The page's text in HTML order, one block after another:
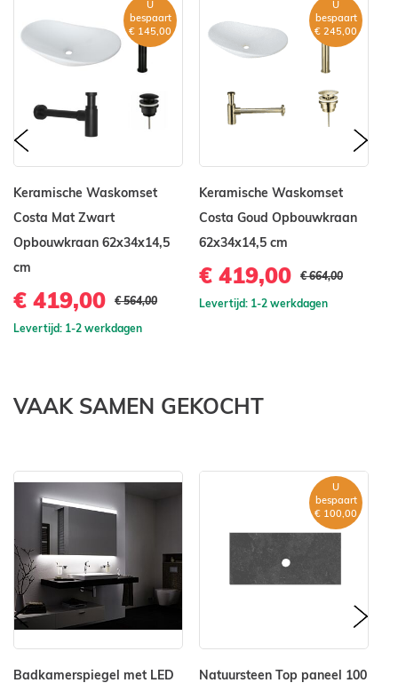
Keramische Waskomset
Costa Mat Zwart
Opbouwkraan 62x34x14,5
cm
U
bespaart
€ 145,00
€ 419,00 € 564,00
Levertijd: 1-2 werkdagen
Keramische Waskomset
Costa Goud Opbouwkraan
62x34x14,5 cm
U
bespaart
€ 245,00
€ 419,00 € 664,00
Levertijd: 1-2 werkdagen
VAAK SAMEN GEKOCHT
Badkamerspiegel met LED
Natuursteen Top paneel 100
U
bespaart
€ 100,00
prev